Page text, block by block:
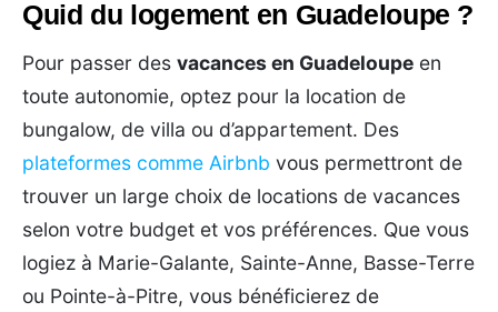
Quid du logement en Guadeloupe ?
Pour passer des vacances en Guadeloupe en
toute autonomie, optez pour la location de
bungalow, de villa ou d’appartement. Des
plateformes comme Airbnb vous permettront de
trouver un large choix de locations de vacances
selon votre budget et vos préférences. Que vous
logiez à Marie-Galante, Sainte-Anne, Basse-Terre
ou Pointe-à-Pitre, vous bénéficierez de